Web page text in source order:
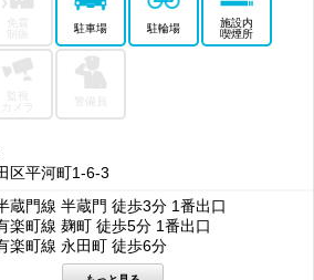
駐車場 駐輪場
施設内
喫煙所
カメラ
警備員
区平河町1-6-3
蔵門線 半蔵門 徒歩3分 1番出口
楽町線 麹町 徒歩5分 1番出口
楽町線 永田町 徒歩6分